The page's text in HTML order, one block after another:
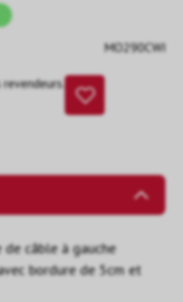
MO290CWI
câble à gauche
bordure de 5cm et